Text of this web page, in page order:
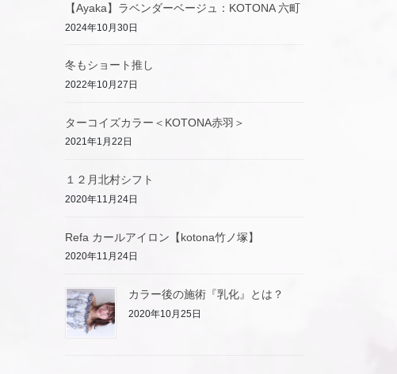
【Ayaka】ラベンダーベージュ：KOTONA 六町
2024年10月30日
冬もショート推し
2022年10月27日
ターコイズカラー＜KOTONA赤羽＞
2021年1月22日
１２月北村シフト
2020年11月24日
Refa カールアイロン【kotona竹ノ塚】
2020年11月24日
カラー後の施術『乳化』とは？
2020年10月25日